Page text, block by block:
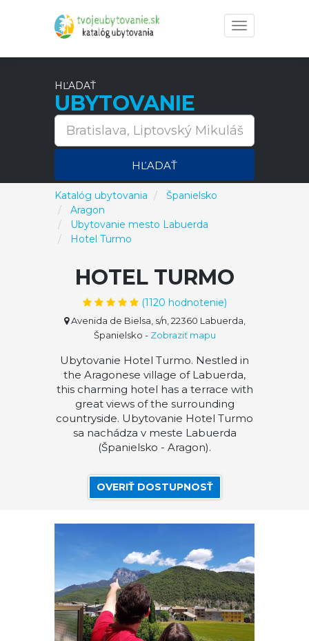
Toggle
navigation
HĽADAŤ
UBYTOVANIE
HĽADAŤ
Katalóg ubytovania
Španielsko
Aragon
Ubytovanie mesto Labuerda
Hotel Turmo
HOTEL TURMO
(1120 hodnotenie)
Avenida de Bielsa, s/n, 22360 Labuerda,
Španielsko - Zobraziť mapu
Ubytovanie Hotel Turmo. Nestled in
the Aragonese village of Labuerda,
this charming hotel has a terrace with
great views of the surrounding
countryside. Ubytovanie Hotel Turmo
sa nachádza v meste Labuerda
(Španielsko - Aragon).
OVERIŤ DOSTUPNOSŤ